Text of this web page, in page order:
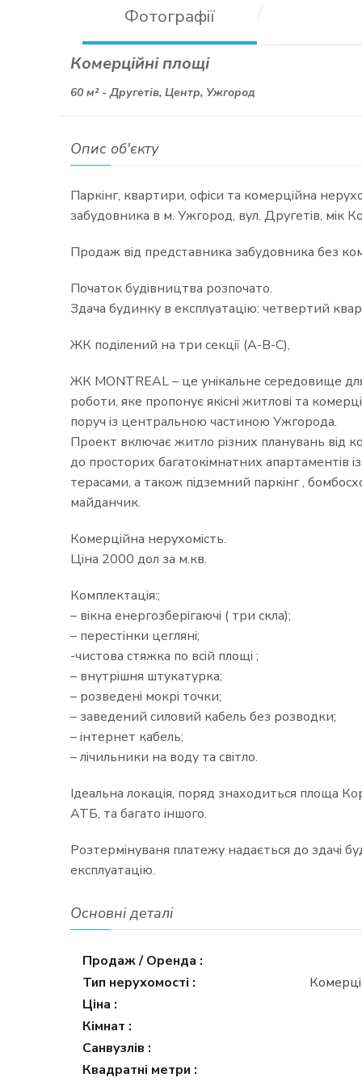
Фотографії
Комерційні площі
60 м² -Другетів, Центр, Ужгород
Опис об'єкту
Паркінг, квартири, офіси та комерційна
забудовника в м. Ужгород, вул. Другетів, мік
Продаж від представника забудовника без
Початок будівництва розпочато.
Здача будинку в експлуатацію: четвертий
ЖК поділений на три секції (А-В-С),
ЖК MONTREAL – це унікальне середовище
роботи, яке пропонує якісні житлові та
поруч із центральною частиною Ужгорода.
Проект включає житло різних планувань від
до просторих багатокімнатних апартаментів
терасами, а також підземний паркінг ,
майданчик.
Комерційна нерухомість.
Ціна 2000 дол за м.кв.
Комплектація:;
– вікна енергозберігаючі ( три скла);
– перестінки цегляні;
-чистова стяжка по всій площі ;
– внутрішня штукатурка;
– розведені мокрі точки;
– заведений силовий кабель без розводки;
– інтернет кабель;
– лічильники на воду та світло.
Ідеальна локація, поряд знаходиться площа
АТБ, та багато іншого.
Розтермінуваня платежу надається до здачі
експлуатацію.
Основні деталі
Продаж / Оренда :
Тип нерухомості :
Ціна :
Кімнат :
Санвузлів :
Квадратні метри :